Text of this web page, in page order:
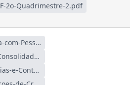
2o-Quadrimestre-2.pdf
Anexo-1-Demonstrativo-de-Despesa-com-Pessoal.pdf
Anexo-2-Demonstrativo-da-Divida-Consolidada-Liquida.pdf
Anexo-3-Demonstrativo-das-Garantias-e-Contragarantias-de-Valores.pdf